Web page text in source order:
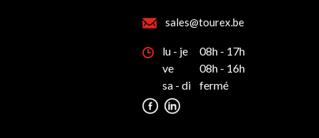
sales@tourex.be
lu - je
08h - 17h
ve
08h - 16h
sa - di
fermé